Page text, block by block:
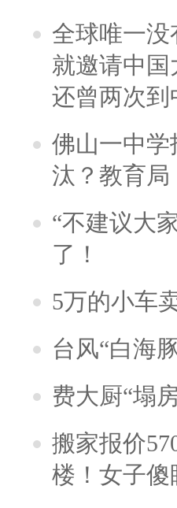
全球唯一
就邀请中
还曾两次到
佛山一中学
汰？教育
“不建议大
了！
5万的小车
台风“白海
费大厨“塌
搬家报价
楼！女子